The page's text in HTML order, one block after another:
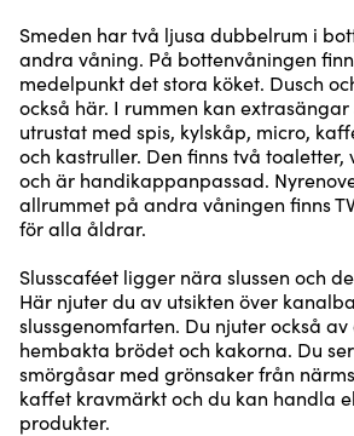
Smeden har två ljusa dubbelrum i
andra våning. På bottenvåningen
medelpunkt det stora köket. Dusch
också här. I rummen kan
utrustat med spis, kylskåp, micro,
och kastruller. Den finns två toaletter,
och är handikappanpassad.
allrummet på andra våningen finns
för alla åldrar.
Slusscaféet ligger nära slussen och
Här njuter du av utsikten över
slussgenomfarten. Du njuter också
hembakta brödet och kakorna. Du
smörgåsar med grönsaker från
kaffet kravmärkt och du kan handla
produkter.